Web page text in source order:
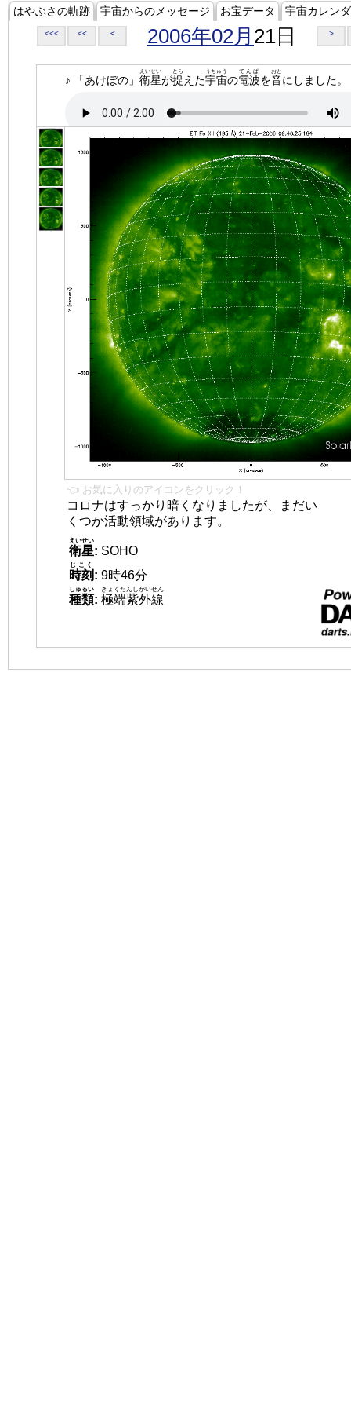
はやぶさの軌跡 宇宙からのメッセージ お宝データ 宇宙カレン
<<< << < 2006年02月 21日 >
♪ 「あけぼの」 衛星
えいせい
が捉
とら
えた宇宙
うちゅう
の電波
でんぱ
を音
おと
にしました。
👈 お気に入りのアイコンをクリック！
コロナはすっかり暗くなりましたが、まだい
くつか活動領域があります。
衛星
えいせい
: SOHO
時刻
じこく
: 9時46分
種類
しゅるい
: 極端紫外線
きょくたんしがいせん